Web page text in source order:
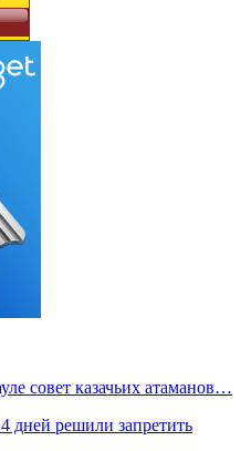
совет казачьих атаманов…
дней решили запретить